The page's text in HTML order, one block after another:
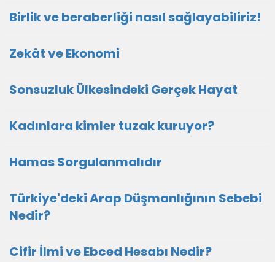
Birlik ve beraberliği nasıl sağlayabiliriz!
Zekât ve Ekonomi
Sonsuzluk Ülkesindeki Gerçek Hayat
Kadınlara kimler tuzak kuruyor?
Hamas Sorgulanmalıdır
Türkiye'deki Arap Düşmanlığının Sebebi
Nedir?
Cifir İlmi ve Ebced Hesabı Nedir?